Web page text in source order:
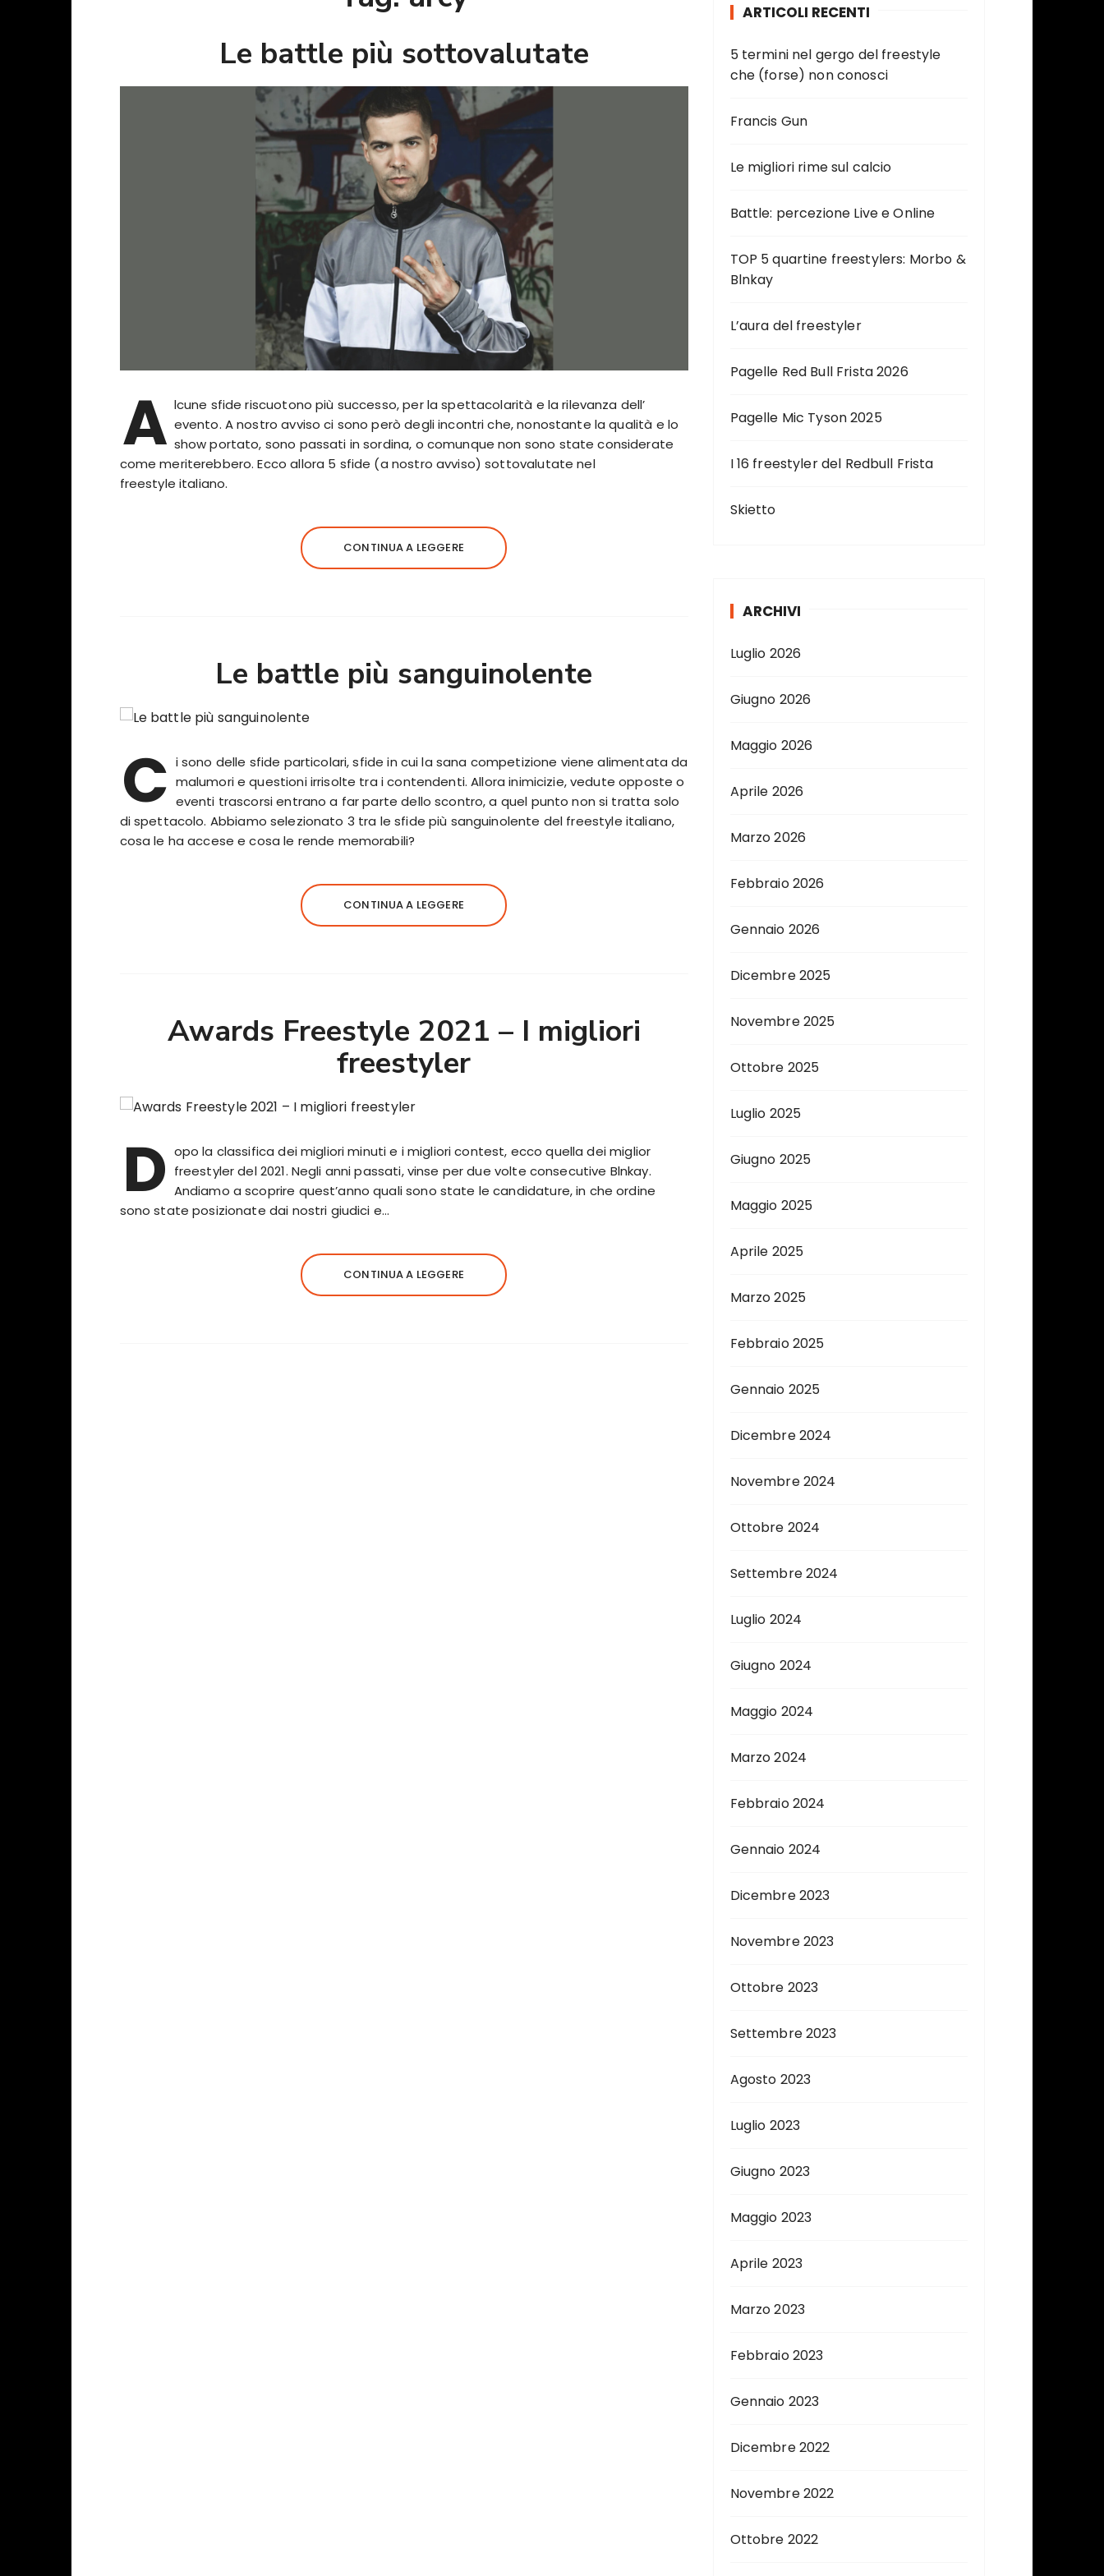
Le battle più sottovalutate
A lcune sfide riscuotono più successo, per la spettacolarità e la rilevanza dell’
evento. A nostro avviso ci sono però degli incontri che, nonostante la qualità e lo
show portato, sono passati in sordina, o comunque non sono state considerate
come meriterebbero. Ecco allora 5 sfide (a nostro avviso) sottovalutate nel
freestyle italiano.
CONTINUA A LEGGERE
Le battle più sanguinolente
C i sono delle sfide particolari, sfide in cui la sana competizione viene alimentata da
malumori e questioni irrisolte tra i contendenti. Allora inimicizie, vedute opposte o
eventi trascorsi entrano a far parte dello scontro, a quel punto non si tratta solo
di spettacolo. Abbiamo selezionato 3 tra le sfide più sanguinolente del freestyle italiano,
cosa le ha accese e cosa le rende memorabili?
CONTINUA A LEGGERE
Awards Freestyle 2021 – I migliori
freestyler
D opo la classifica dei migliori minuti e i migliori contest, ecco quella dei miglior
freestyler del 2021. Negli anni passati, vinse per due volte consecutive Blnkay.
Andiamo a scoprire quest’anno quali sono state le candidature, in che ordine
sono state posizionate dai nostri giudici e…
CONTINUA A LEGGERE
ARTICOLI RECENTI
5 termini nel gergo del freestyle
che (forse) non conosci
Francis Gun
Le migliori rime sul calcio
Battle: percezione Live e Online
TOP 5 quartine freestylers: Morbo &
Blnkay
L’aura del freestyler
Pagelle Red Bull Frista 2026
Pagelle Mic Tyson 2025
I 16 freestyler del Redbull Frista
Skietto
ARCHIVI
Luglio 2026
Giugno 2026
Maggio 2026
Aprile 2026
Marzo 2026
Febbraio 2026
Gennaio 2026
Dicembre 2025
Novembre 2025
Ottobre 2025
Luglio 2025
Giugno 2025
Maggio 2025
Aprile 2025
Marzo 2025
Febbraio 2025
Gennaio 2025
Dicembre 2024
Novembre 2024
Ottobre 2024
Settembre 2024
Luglio 2024
Giugno 2024
Maggio 2024
Marzo 2024
Febbraio 2024
Gennaio 2024
Dicembre 2023
Novembre 2023
Ottobre 2023
Settembre 2023
Agosto 2023
Luglio 2023
Giugno 2023
Maggio 2023
Aprile 2023
Marzo 2023
Febbraio 2023
Gennaio 2023
Dicembre 2022
Novembre 2022
Ottobre 2022